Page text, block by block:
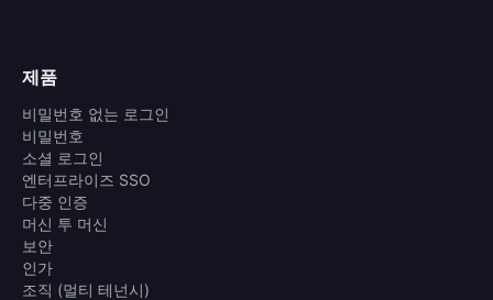
제품
비밀번호 없는 로그인
비밀번호
소셜 로그인
엔터프라이즈 SSO
다중 인증
머신 투 머신
보안
인가
조직 (멀티 테넌시)